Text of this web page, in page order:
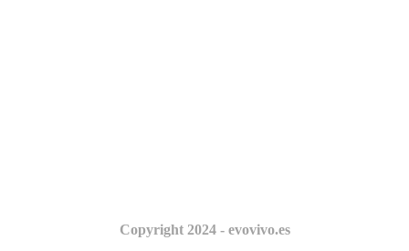
Copyright 2024 - evovivo.es